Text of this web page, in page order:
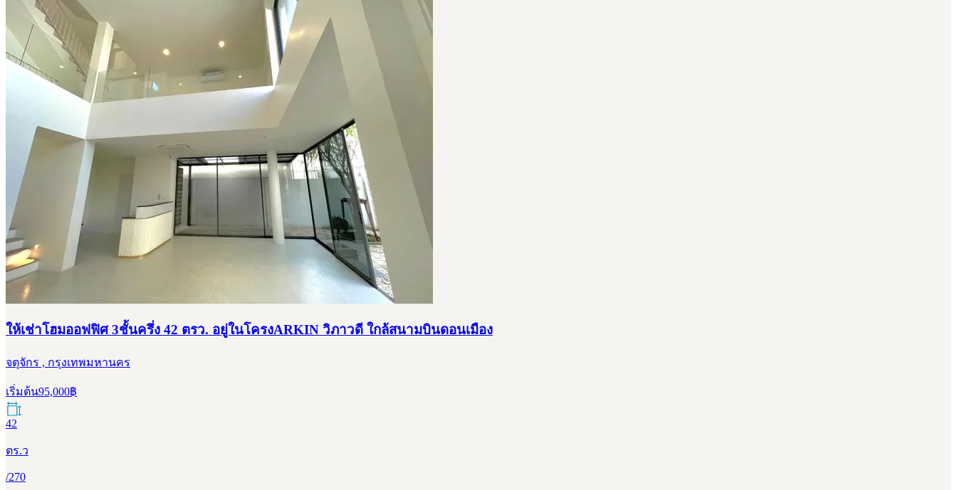
ให้เช่าโฮมออฟฟิศ 3ชั้นครึ่ง 42 ตรว. อยู่ในโครงARKIN วิภาวดี ใกล้สนามบินดอนเมือง
จตุจักร , กรุงเทพมหานคร
เริ่มต้น95,000฿
42
ตร.ว
/270